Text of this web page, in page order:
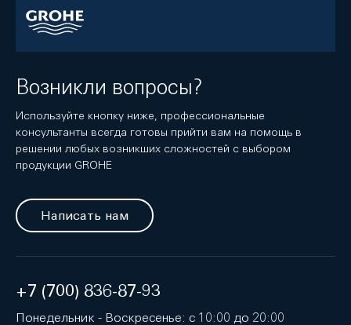
Возникли вопросы?
Используйте кнопку ниже, профессиональные
консультанты всегда готовы прийти вам на помощь в
решении любых возникших сложностей с выбором
продукции GROHE
Написать нам
+7 (700) 836-87-93
Понедельник - Воскресенье: с 10:00 до 20:00